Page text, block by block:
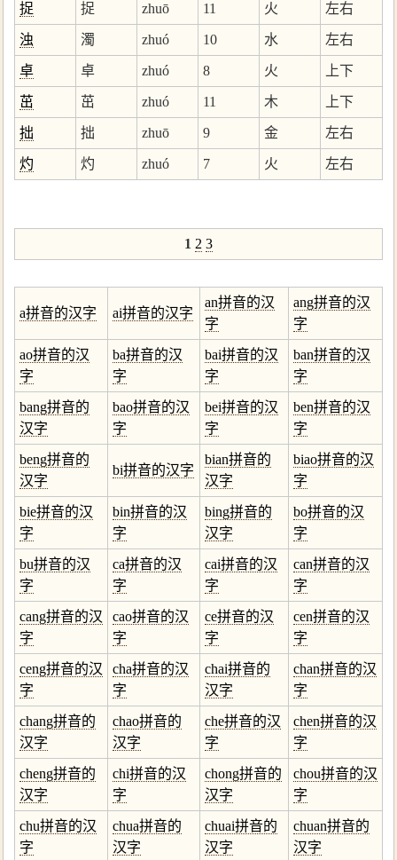
捉 捉 zhuō 11 火 左右
浊 濁 zhuó 10 水 左右
卓 卓 zhuó 8 火 上下
茁 茁 zhuó 11 木 上下
拙 拙 zhuō 9 金 左右
灼 灼 zhuó 7 火 左右
1 2 3
a拼音的汉字 ai拼音的汉字
an拼音的汉
字
ang拼音的汉
字
ao拼音的汉
字
ba拼音的汉
字
bai拼音的汉
字
ban拼音的汉
字
bang拼音的
汉字
bao拼音的汉
字
bei拼音的汉
字
ben拼音的汉
字
beng拼音的
汉字
bi拼音的汉字
bian拼音的
汉字
biao拼音的汉
字
bie拼音的汉
字
bin拼音的汉
字
bing拼音的
汉字
bo拼音的汉
字
bu拼音的汉
字
ca拼音的汉
字
cai拼音的汉
字
can拼音的汉
字
cang拼音的汉
字
cao拼音的汉
字
ce拼音的汉
字
cen拼音的汉
字
ceng拼音的汉
字
cha拼音的汉
字
chai拼音的
汉字
chan拼音的汉
字
chang拼音的
汉字
chao拼音的
汉字
che拼音的汉
字
chen拼音的汉
字
cheng拼音的
汉字
chi拼音的汉
字
chong拼音的
汉字
chou拼音的汉
字
chu拼音的汉
字
chua拼音的
汉字
chuai拼音的
汉字
chuan拼音的
汉字